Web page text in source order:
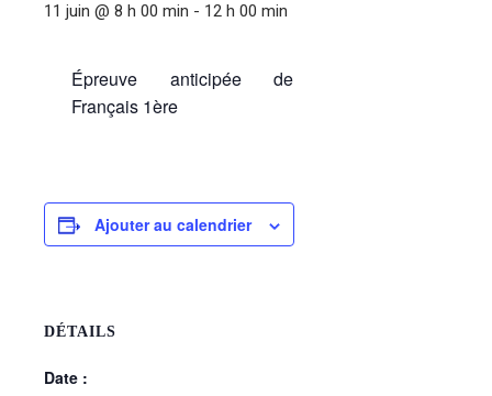
11 juin @ 8 h 00 min - 12 h 00 min
Épreuve anticipée de
Français 1ère
Ajouter au calendrier
DÉTAILS
Date :